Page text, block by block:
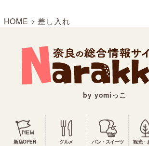
HOME > 差し入れ
by yomiっこ
新店OPEN グルメ パン・スイーツ 観光・